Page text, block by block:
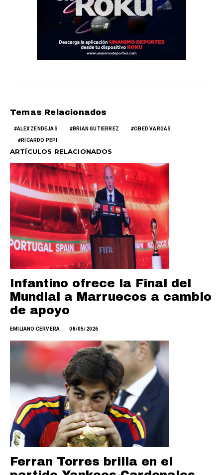
Temas Relacionados
ALEX ZENDEJAS BRIAN GUTIERREZ OBED VARGAS
RICARDO PEPI
ARTÍCULOS RELACIONADOS
Infantino ofrece la Final del
Mundial a Marruecos a cambio
de apoyo
EMILIANO CERVERA 08/05/2026
Ferran Torres brilla en el